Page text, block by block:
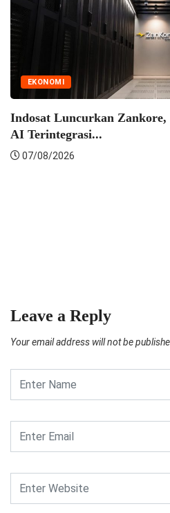
EKONOMI
Indosat Luncurkan
AI Terintegrasi...
07/08/2026
Leave a Reply
Your email address will not be